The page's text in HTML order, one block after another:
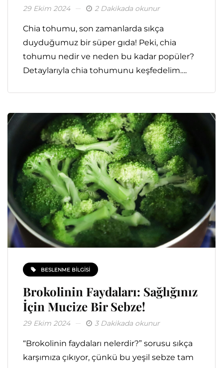
29 Ekim 2024 2 Dakikada okunur
Chia tohumu, son zamanlarda sıkça
duyduğumuz bir süper gıda! Peki, chia
tohumu nedir ve neden bu kadar popüler?
Detaylarıyla chia tohumunu keşfedelim….
BESLENME BILGISI
Brokolinin Faydaları: Sağlığınız
İçin Mucize Bir Sebze!
29 Ekim 2024 3 Dakikada okunur
“Brokolinin faydaları nelerdir?” sorusu sıkça
karşımıza çıkıyor, çünkü bu yeşil sebze tam